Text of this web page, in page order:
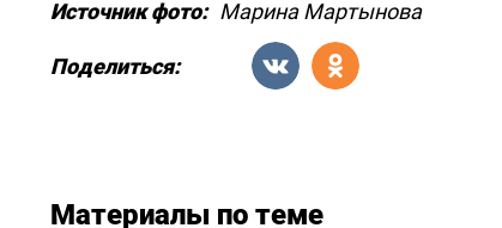
Источник фото: Марина Мартынова
Поделиться:
Материалы по теме